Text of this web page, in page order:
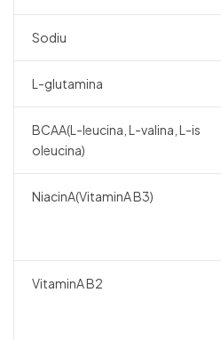
Sodiu
L-glutamina
BCAA(L-leucina, L-valina, L-is
oleucina)
NiacinA(VitaminA B3)
VitaminA B2